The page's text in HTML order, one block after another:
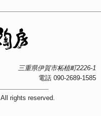
三重県伊賀市柘植町2226-1
電話 090-2689-1585
All rights reserved.